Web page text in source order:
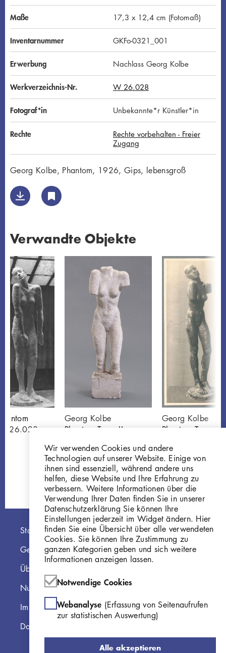
Maße 17,3 x 12,4 cm (Fotomaß)
Inventarnummer GKFo-0321_001
Erwerbung Nachlass Georg Kolbe
Werkverzeichnis-Nr. W 26.028
Fotograf*in Unbekannte*r Künstler*in
Rechte
Rechte vorbehalten - Freier
Zugang
Georg Kolbe, Phantom, 1926, Gips, lebensgroß
Verwandte Objekte
26.028
Georg Kolbe
Phantom Torso II
Georg Kolbe
Phantom Torso
GKFo-0322_001
Hauptnavigation
Startseite
Georg Kolbe Museum
Über die Online Sammlung
Nutzungshinweise
Impressum
Datenschutzerklärung
Wir verwenden Cookies und andere
Technologien auf unserer Website. Einige von
ihnen sind essenziell, während andere uns
helfen, diese Website und Ihre Erfahrung zu
verbessern. Weitere Informationen über die
Verwendung Ihrer Daten finden Sie in unserer
Datenschutzerklärung Sie können Ihre
Einstellungen jederzeit im Widget ändern. Hier
finden Sie eine Übersicht über alle verwendeten
Cookies. Sie können Ihre Zustimmung zu
ganzen Kategorien geben und sich weitere
Informationen anzeigen lassen.
Notwendige Cookies
Webanalyse (Erfassung von Seitenaufrufen
zur statistischen Auswertung)
Alle akzeptieren